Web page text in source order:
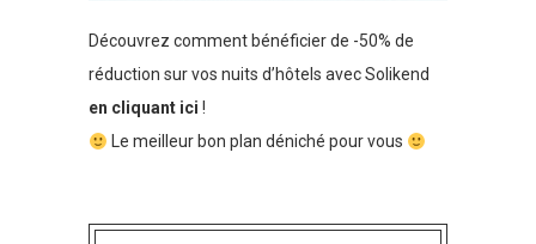
Découvrez comment bénéficier de -50% de
réduction sur vos nuits d’hôtels avec Solikend
en cliquant ici !
Le meilleur bon plan déniché pour vous